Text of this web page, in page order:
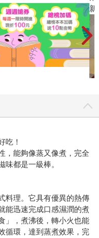
新
吃！
，能夠像蒸又像煮，完全
都是一級棒。
料理。它具有優異的熱傳
能迅速完成口感濕潤的煮
」，煮沸後，轉小火也能
循環，達到蒸煮效果，完